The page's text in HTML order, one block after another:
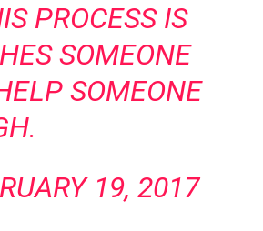
PROCESS IS
SOMEONE
SOMEONE
19, 2017